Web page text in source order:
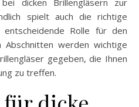
spielt auch die richtige
Rolle für den
werden wichtige
gegeben, die Ihnen
zu treffen.